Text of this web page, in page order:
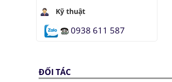
Kỹ thuật
0938 611 587
ĐỐI TÁC